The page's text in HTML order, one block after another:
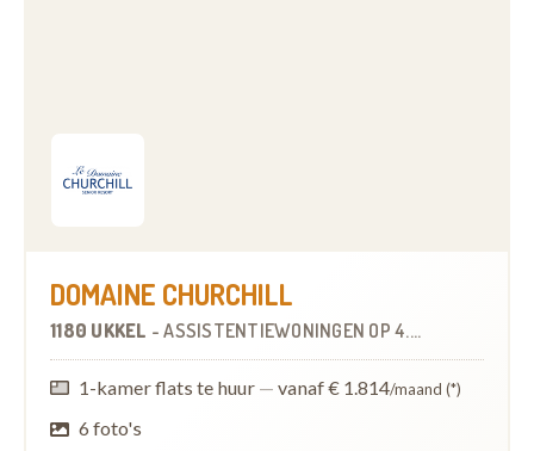
DOMAINE CHURCHILL
1180 UKKEL -ASSISTENTIEWONINGEN OP 4.4 KM
1-kamer flats te huur — vanaf € 1.814/maand (*)
6 foto's